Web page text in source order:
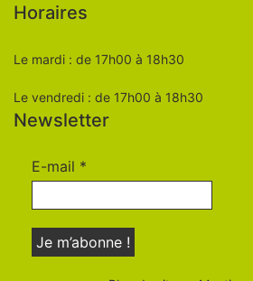
Horaires
Le mardi : de 17h00 à 18h30
Le vendredi : de 17h00 à 18h30
Newsletter
E-mail *